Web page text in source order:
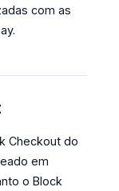
com as
Checkout do
em
o Block